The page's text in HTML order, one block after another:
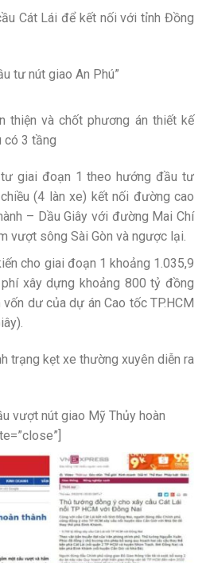
Cát Lái để kết nối với tỉnh Đồng
tư nút giao An Phú”
thiện và chốt phương án thiết kế
có 3 tầng
giai đoạn 1 theo hướng đầu tư
(4 làn xe) kết nối đường cao
– Dầu Giây với đường Mai Chí
vượt sông Sài Gòn và ngược lại.
cho giai đoạn 1 khoảng 1.035,9
xây dựng khoảng 800 tỷ đồng
dư của dự án Cao tốc TP.HCM
trạng kẹt xe thường xuyên diễn ra
vượt nút giao Mỹ Thủy hoàn